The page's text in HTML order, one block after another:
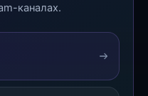
каналах.